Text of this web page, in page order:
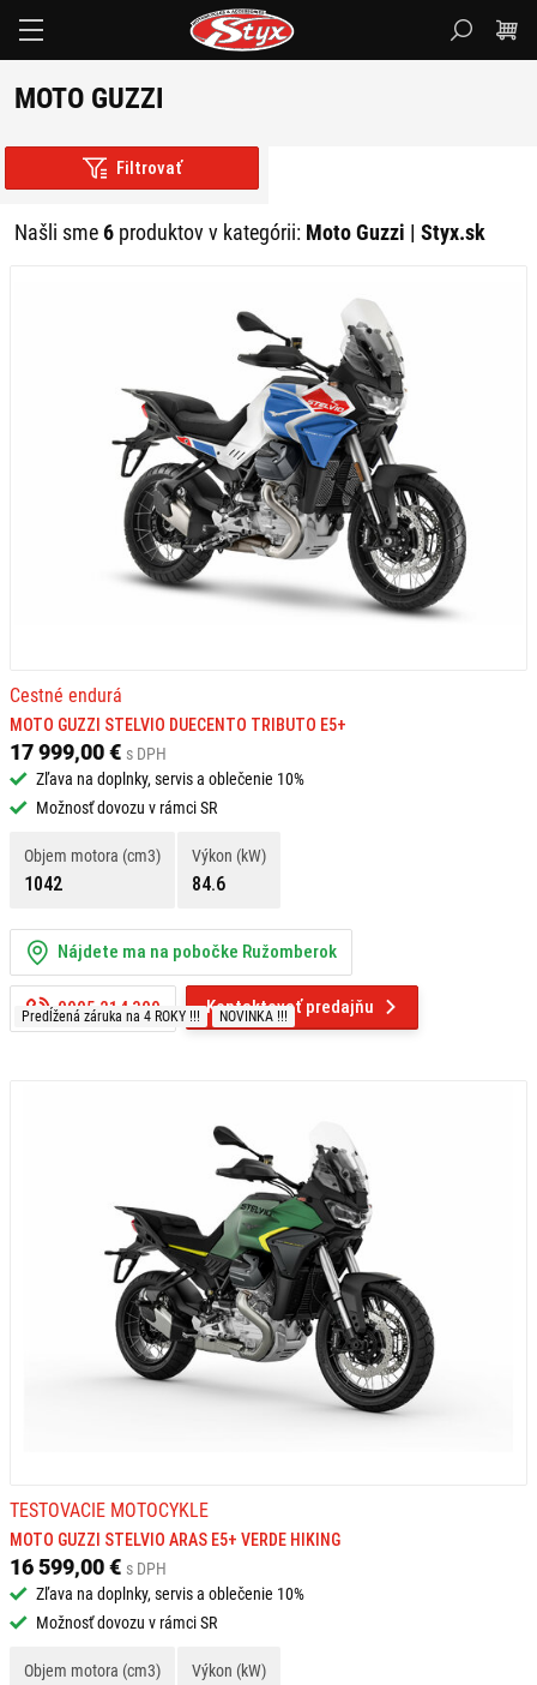
MOTO GUZZI
Filtrovať
Našli sme6 produktov v kategórii: Moto Guzzi | Styx.sk
Predĺžená záruka na 4 ROKY !!! NOVINKA !!!
Cestné endurá
MOTO GUZZI STELVIO DUECENTO TRIBUTO E5+
17 999,00 € s DPH
Zľava na doplnky, servis a oblečenie 10%
Možnosť dovozu v rámci SR
Objem motora (cm3)
1042
Výkon (kW)
84.6
Nájdete ma na pobočke Ružomberok
0905 214 309 Kontaktovať predajňu
TESTOVACIE MOTOCYKLE
MOTO GUZZI STELVIO ARAS E5+ VERDE HIKING
16 599,00 € s DPH
Zľava na doplnky, servis a oblečenie 10%
Možnosť dovozu v rámci SR
Objem motora (cm3) Výkon (kW)